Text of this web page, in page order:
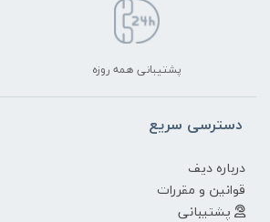
پشتیبانی همه روزه
دسترسی سریع
درباره دیف
قوانین و مقررات
پشتیبانی